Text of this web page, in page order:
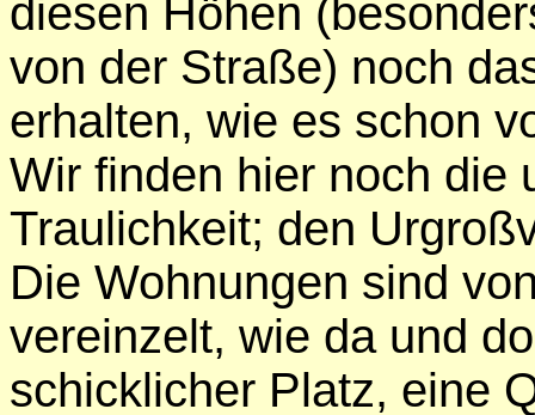
diesen Höhen
von der Straße) noch
erhalten, wie es schon
Wir finden hier noch die
Traulichkeit; den
Die Wohnungen sind
vereinzelt, wie da und
schicklicher Platz, eine